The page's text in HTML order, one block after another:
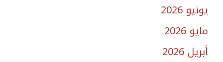
يونيو 2026
مايو 2026
أبريل 2026